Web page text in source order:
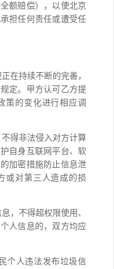
额赔偿），以使北京
担任何责任或遭受任
在持续不断的完善，
定。甲方认可乙方提
策的变化进行相应调
得非法侵入对方计算
自身互联网平台、软
加密措施防止信息泄
或对第三人造成的损
，不得超权限使用、
人信息的，双方均应
个人违法发布垃圾信